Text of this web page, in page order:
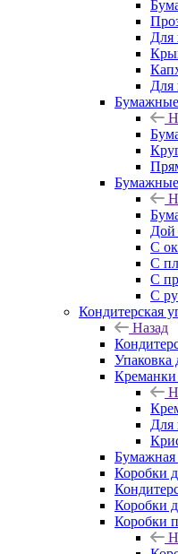
Для
Для
Бумажные
Дой
С
С
С
С
Кондитерская
Назад
Креманки
Для
Бумажная
Коробки
Коробки
Коробки